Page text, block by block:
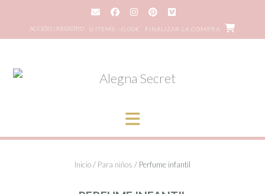
ACCESO | REGISTRO 0 ITEMS - 0,00€ FINALIZAR LA COMPRA
Inicio/ Para niños / Perfume infantil